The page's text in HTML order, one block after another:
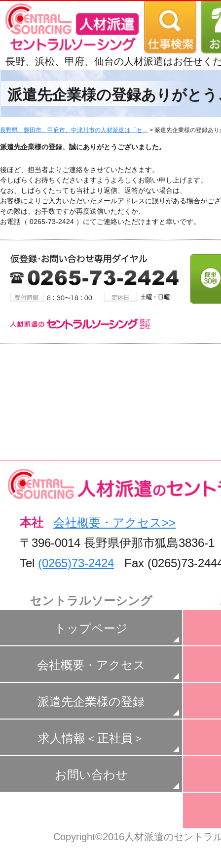
長野、浜松、甲府、仙台の人材派遣はお任せく
派遣先企業様の登録ありがと
長野県、磐田市、甲府市、中津川市の人材派遣は「セ… > 派遣先企業様の登録あ
派遣先企業様の登録、誠にありがとうございました。
後ほど、担当者よりご連絡をさせていただきます。
今しばらくお待ちくださいますようよろしくお願い申し上げます。
なお、しばらくたっても当社より返信、返答がない場合は、
お客様によりご入力いただいたメールアドレスに誤りがある場合がご
その際は、お手数ですが再度送信いただくか、
お電話（ 0265-73-2424 ）にてご連絡いただけますと幸いです。
本社
会社概要・アクセス>>
〒396-0014 長野県伊那市狐島3836-1
Tel (0265)73-2424 Fax (0265)73-
セントラルソーシング
トップページ
会社概要・アクセス
派遣先企業様の登録
求人情報＜正社員＞
お問い合わせ
Copyright©2016人材派遣のセントラ